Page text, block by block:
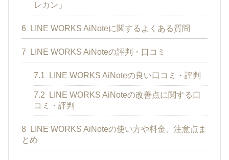
レカン」
6 LINE WORKS AiNoteに関するよくある質問
7 LINE WORKS AiNoteの評判・口コミ
7.1 LINE WORKS AiNoteの良い口コミ・評判
7.2
LINE WORKS AiNoteの改善点に関する口
コミ・評判
8
LINE WORKS AiNoteの使い方や料金、注意点ま
とめ